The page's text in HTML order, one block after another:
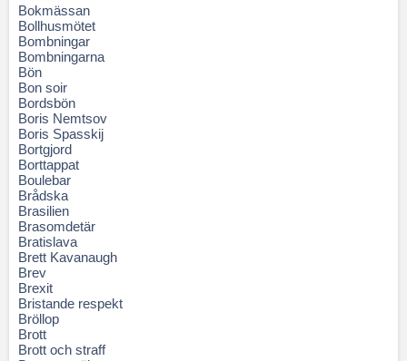
Bokmässan
Bollhusmötet
Bombningar
Bombningarna
Bön
Bon soir
Bordsbön
Boris Nemtsov
Boris Spasskij
Bortgjord
Borttappat
Boulebar
Brådska
Brasilien
Brasomdetär
Bratislava
Brett Kavanaugh
Brev
Brexit
Bristande respekt
Bröllop
Brott
Brott och straff